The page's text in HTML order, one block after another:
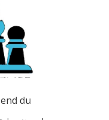
du